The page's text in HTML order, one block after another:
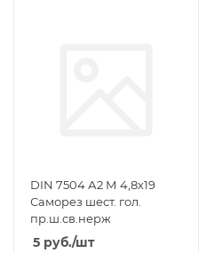
DIN 7504 А2 М 4,8х19
Саморез шест. гол.
пр.ш.св.нерж
5 руб./шт